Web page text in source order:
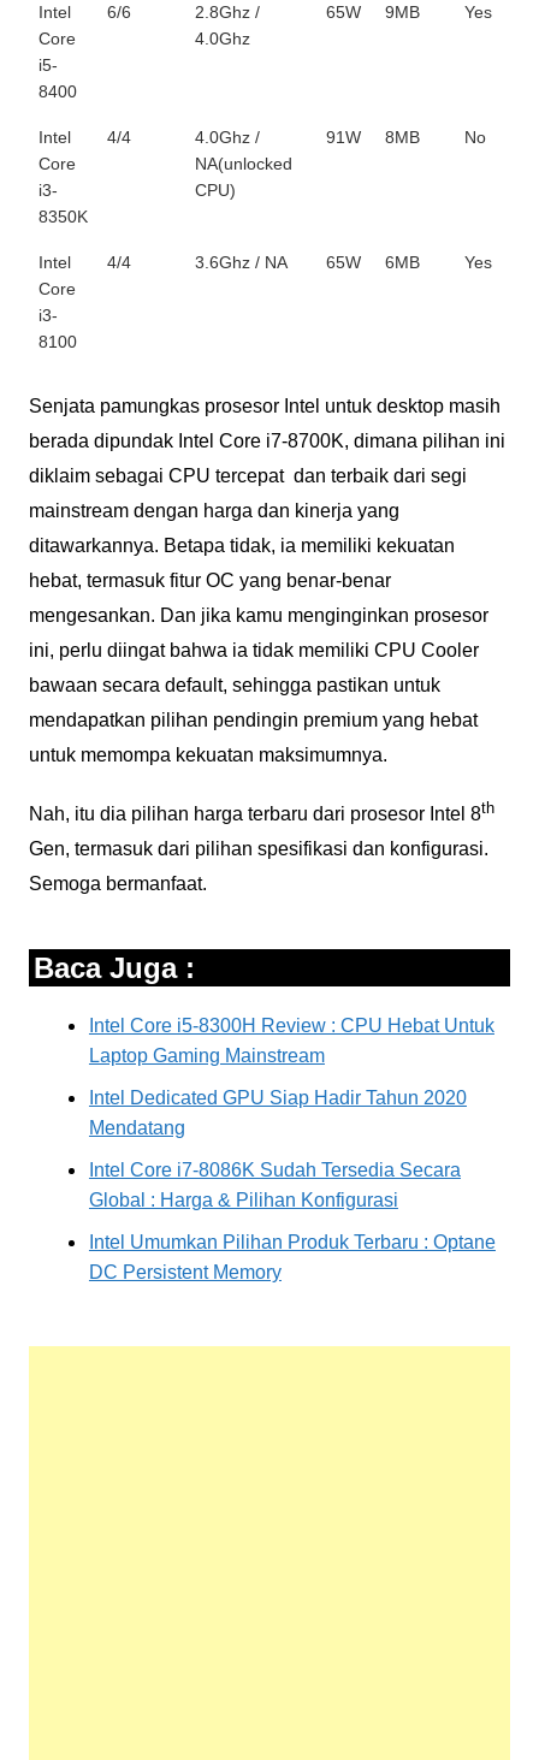
Intel
Core
i5-
8400
6/6
2.8Ghz /
4.0Ghz
65W 9MB Yes
Intel
Core
i3-
8350K
4/4
4.0Ghz /
NA(unlocked
CPU)
91W 8MB No
Intel
Core
i3-
8100
4/4 3.6Ghz / NA 65W 6MB Yes
Senjata pamungkas prosesor Intel untuk desktop masih
berada dipundak Intel Core i7-8700K, dimana pilihan ini
diklaim sebagai CPU tercepat dan terbaik dari segi
mainstream dengan harga dan kinerja yang
ditawarkannya. Betapa tidak, ia memiliki kekuatan
hebat, termasuk fitur OC yang benar-benar
mengesankan. Dan jika kamu menginginkan prosesor
ini, perlu diingat bahwa ia tidak memiliki CPU Cooler
bawaan secara default, sehingga pastikan untuk
mendapatkan pilihan pendingin premium yang hebat
untuk memompa kekuatan maksimumnya.
Nah, itu dia pilihan harga terbaru dari prosesor Intel 8th
Gen, termasuk dari pilihan spesifikasi dan konfigurasi.
Semoga bermanfaat.
Baca Juga :
Intel Core i5-8300H Review : CPU Hebat Untuk
Laptop Gaming Mainstream
Intel Dedicated GPU Siap Hadir Tahun 2020
Mendatang
Intel Core i7-8086K Sudah Tersedia Secara
Global : Harga & Pilihan Konfigurasi
Intel Umumkan Pilihan Produk Terbaru : Optane
DC Persistent Memory